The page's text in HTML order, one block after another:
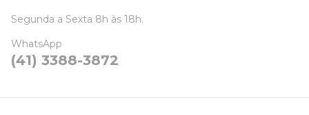
Segunda a Sexta 8h às 18h.
WhatsApp
(41) 3388-3872